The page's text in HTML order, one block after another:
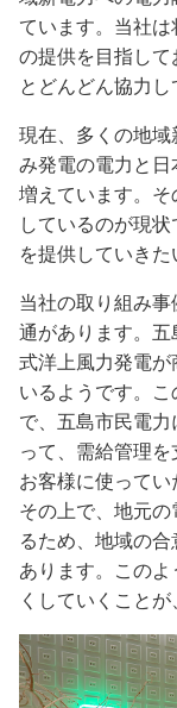
ています。当社
の提供を目指し
とどんどん協力し
現在、多くの地
み発電の電力と
増えています。
しているのが現
を提供していきた
当社の取り組み
通があります。
式洋上風力発電
いるようです。
で、五島市民電
って、需給管理
お客様に使ってい
その上で、地元
るため、地域の
あります。この
くしていくこと